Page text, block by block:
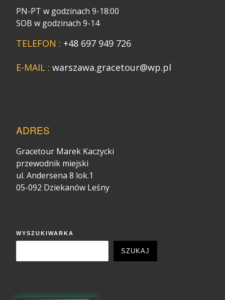
PN-PT w godzinach 9-18:00
SOB w godzinach 9-14
TELEFON : +48 697 949 726
E-MAIL : warszawa.gracetour@wp.pl
ADRES
Gracetour Marek Kaczycki
przewodnik miejski
ul. Andersena 8 lok.1
05-092 Dziekanów Leśny
WYSZUKIWARKA
SZUKAJ